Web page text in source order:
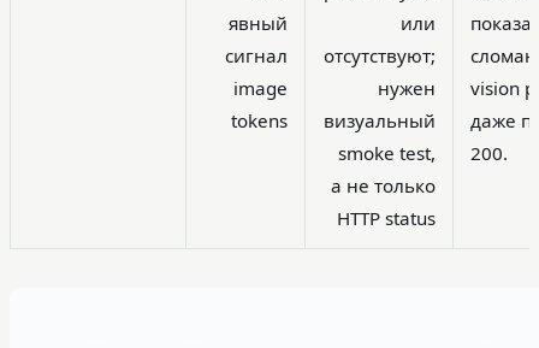
явный
сигнал
image
tokens
или
отсутствуют;
нужен
визуальный
smoke test,
а не только
HTTP status
vision
даже
200.